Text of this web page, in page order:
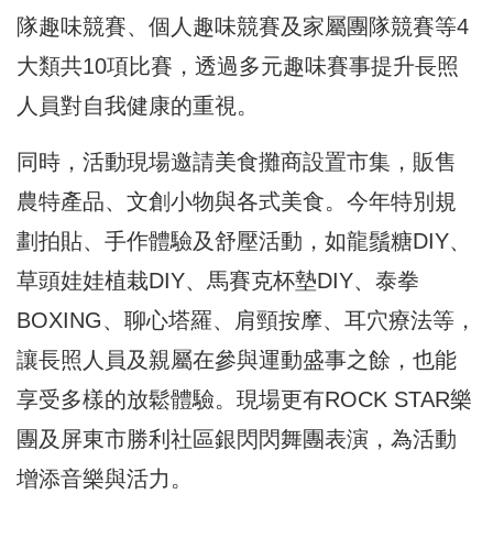
隊趣味競賽、個人趣味競賽及家屬團隊競賽等4
大類共10項比賽，透過多元趣味賽事提升長照
人員對自我健康的重視。
同時，活動現場邀請美食攤商設置市集，販售
農特產品、文創小物與各式美食。今年特別規
劃拍貼、手作體驗及舒壓活動，如龍鬚糖DIY、
草頭娃娃植栽DIY、馬賽克杯墊DIY、泰拳
BOXING、聊心塔羅、肩頸按摩、耳穴療法等，
讓長照人員及親屬在參與運動盛事之餘，也能
享受多樣的放鬆體驗。現場更有ROCK STAR樂
團及屏東市勝利社區銀閃閃舞團表演，為活動
增添音樂與活力。